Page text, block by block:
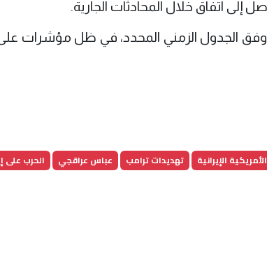
اتفاق خلال المحادثات الجارية.
وفق الجدول الزمني المحدد، في ظل مؤشرات
الإيرانية تهديدات ترامب عباس عراقجي
الحرب على